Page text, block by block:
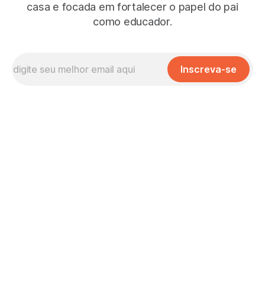
casa e focada em fortalecer o papel do pai
como educador.
Inscreva-se